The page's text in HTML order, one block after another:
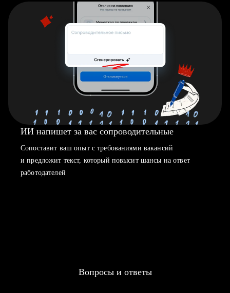
ИИ напишет за вас сопроводительные
Сопоставит ваш опыт с требованиями вакансий
и предложит текст, который повысит шансы на ответ
работодателей
Вопросы и ответы